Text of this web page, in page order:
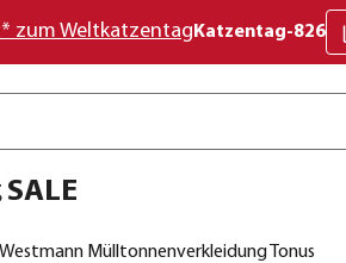
zum Weltkatzentag Katzentag-826
SALE
Westmann Mülltonnenverkleidung Tonus